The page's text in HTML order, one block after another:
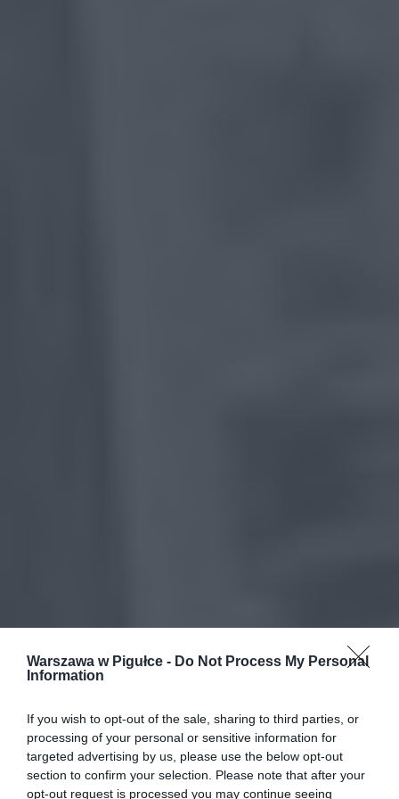
Warszawa w Pigułce - Do Not Process My Personal
Information
If you wish to opt-out of the sale, sharing to third parties, or
processing of your personal or sensitive information for
targeted advertising by us, please use the below opt-out
section to confirm your selection. Please note that after your
opt-out request is processed you may continue seeing